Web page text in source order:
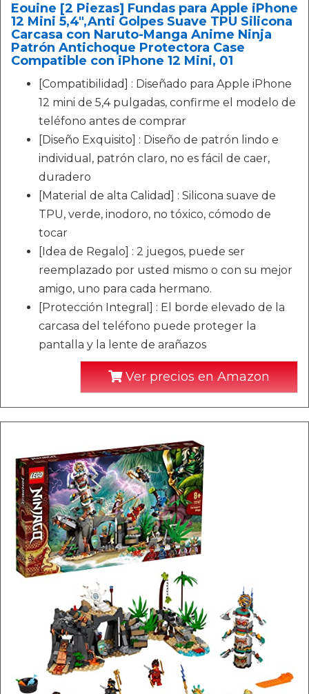
Eouine [2 Piezas] Fundas para Apple iPhone
12 Mini 5,4",Anti Golpes Suave TPU Silicona
Carcasa con Naruto-Manga Anime Ninja
Patrón Antichoque Protectora Case
Compatible con iPhone 12 Mini, 01
[Compatibilidad] : Diseñado para Apple iPhone
12 mini de 5,4 pulgadas, confirme el modelo de
teléfono antes de comprar
[Diseño Exquisito] : Diseño de patrón lindo e
individual, patrón claro, no es fácil de caer,
duradero
[Material de alta Calidad] : Silicona suave de
TPU, verde, inodoro, no tóxico, cómodo de
tocar
[Idea de Regalo] : 2 juegos, puede ser
reemplazado por usted mismo o con su mejor
amigo, uno para cada hermano.
[Protección Integral] : El borde elevado de la
carcasa del teléfono puede proteger la
pantalla y la lente de arañazos
Ver precios en Amazon